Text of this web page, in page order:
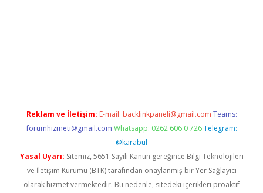
Reklam ve İletişim: E-mail: backlinkpaneli@gmail.com Teams:
forumhizmeti@gmail.com Whatsapp: 0262 606 0 726 Telegram:
@karabul
Yasal Uyarı: Sitemiz, 5651 Sayılı Kanun gereğince Bilgi Teknolojileri
ve İletişim Kurumu (BTK) tarafından onaylanmış bir Yer Sağlayıcı
olarak hizmet vermektedir. Bu nedenle, sitedeki içerikleri proaktif